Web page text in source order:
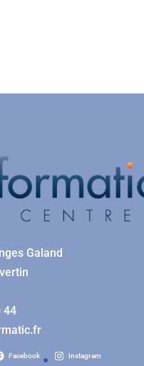
Galand
44
Facebook Instagram